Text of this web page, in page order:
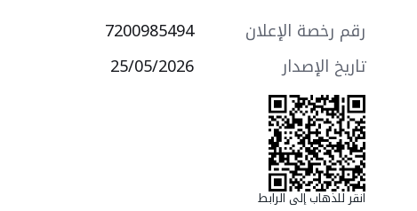
التجهيزات:
- تكييف سبليت
- مصعد كهربائي
- كاميرات مراقبة
سعرها 900000 ر.س
رقم رخصة الإعلان 7200985494
تاريخ الإصدار
25/05/2026
انقر للذهاب إلى الرابط